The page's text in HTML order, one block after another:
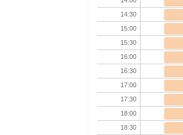
14:30
15:00
15:30
16:00
16:30
17:00
17:30
18:00
18:30